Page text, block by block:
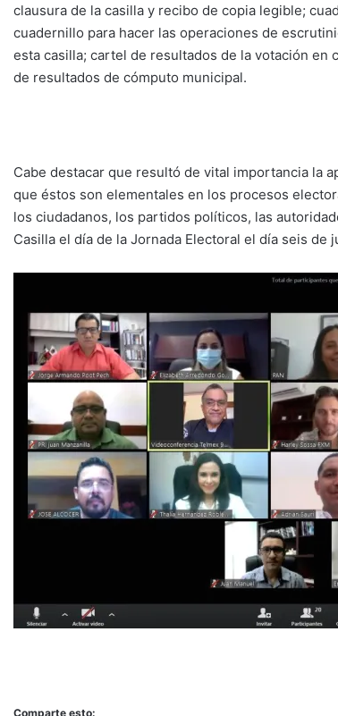
clausura de la casilla y recibo de copia legible;
cuadernillo para hacer las operaciones de
esta casilla; cartel de resultados de la votación
de resultados de cómputo municipal.
Cabe destacar que resultó de vital importancia la
que éstos son elementales en los procesos
los ciudadanos, los partidos políticos, las
Casilla el día de la Jornada Electoral el día seis de
Comparte esto: